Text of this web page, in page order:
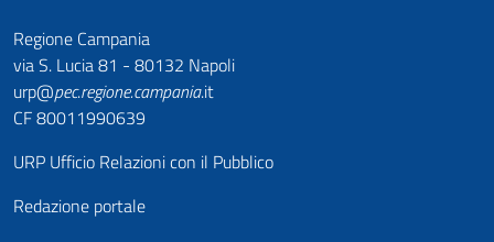
Regione Campania
via S. Lucia 81 - 80132 Napoli
urp@pec.regione.campania.it
CF 80011990639
URP Ufficio Relazioni con il Pubblico
Redazione portale